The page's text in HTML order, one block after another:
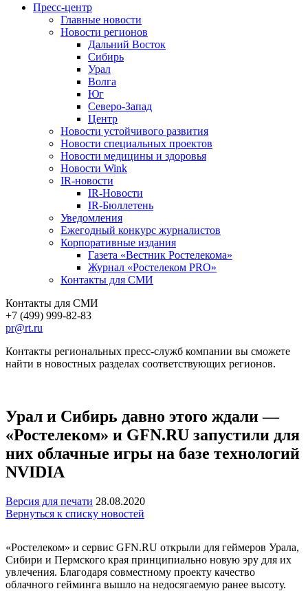
Пресс-центр
Главные новости
Новости регионов
Дальний Восток
Сибирь
Урал
Волга
Юг
Северо-Запад
Центр
Новости устойчивого развития
Новости специальных проектов
Новости медицины и здоровья
Новости Wink
IR-новости
IR-Новости
IR-Бюллетень
Уведомления
Ежегодный конкурс журналистов
Корпоративные издания
Газета «Вестник Ростелекома»
Журнал «Ростелеком PRO»
Контакты для СМИ
Контакты для СМИ
+7 (499) 999-82-83
pr@rt.ru
Контакты региональных пресс-служб компании вы сможете
найти в новостных разделах соответствующих регионов.
Урал и Сибирь давно этого ждали —
«Ростелеком» и GFN.RU запустили для
них облачные игры на базе технологий
NVIDIA
Версия для печати 28.08.2020
Вернуться к списку новостей
«Ростелеком» и сервис GFN.RU открыли для геймеров Урала,
Сибири и Пермского края принципиально новую эру для их
увлечения. Благодаря совместному проекту качество
облачного гейминга вышло на недосягаемую ранее высоту.